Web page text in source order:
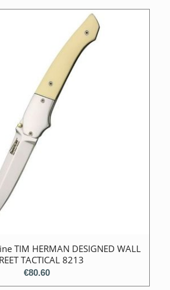
TIM HERMAN DESIGNED WALL
TACTICAL 8213
€80.60